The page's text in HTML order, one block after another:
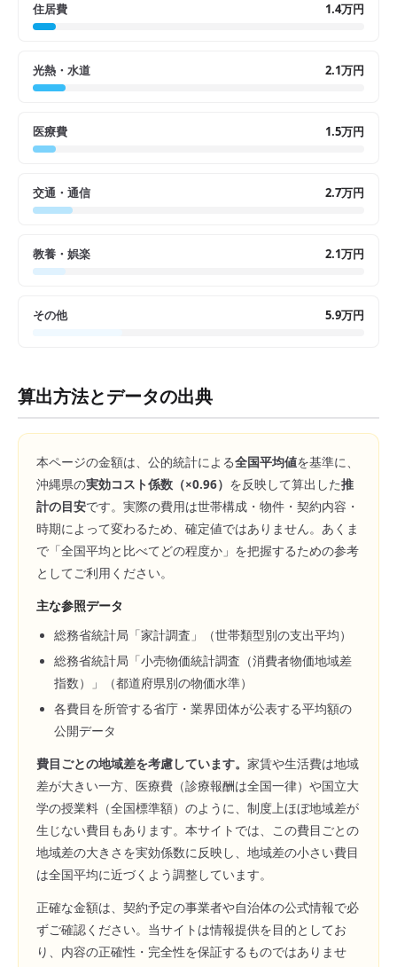
住居費 1.4万円
光熱・水道 2.1万円
医療費 1.5万円
交通・通信 2.7万円
教養・娯楽 2.1万円
その他 5.9万円
算出方法とデータの出典
本ページの金額は、公的統計による全国平均値を基準に、
沖縄県の実効コスト係数（×0.96） を反映して算出した推
計の目安です。実際の費用は世帯構成・物件・契約内容・
時期によって変わるため、確定値ではありません。あくま
で「全国平均と比べてどの程度か」を把握するための参考
としてご利用ください。
主な参照データ
総務省統計局「家計調査」（世帯類型別の支出平均）
総務省統計局「小売物価統計調査（消費者物価地域差
指数）」（都道府県別の物価水準）
各費目を所管する省庁・業界団体が公表する平均額の
公開データ
費目ごとの地域差を考慮しています。 家賃や生活費は地域
差が大きい一方、医療費（診療報酬は全国一律）や国立大
学の授業料（全国標準額）のように、制度上ほぼ地域差が
生じない費目もあります。本サイトでは、この費目ごとの
地域差の大きさを実効係数に反映し、地域差の小さい費目
は全国平均に近づくよう調整しています。
正確な金額は、契約予定の事業者や自治体の公式情報で必
ずご確認ください。当サイトは情報提供を目的としてお
り、内容の正確性・完全性を保証するものではありませ